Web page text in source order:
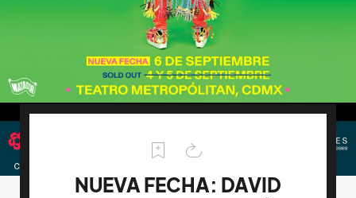
NUEVA FECHA: DAVID